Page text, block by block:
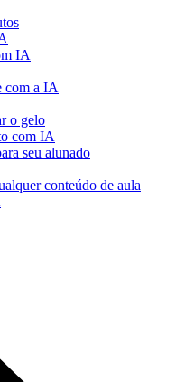
IA
com a IA
o gelo
com IA
seu alunado
conteúdo de aula